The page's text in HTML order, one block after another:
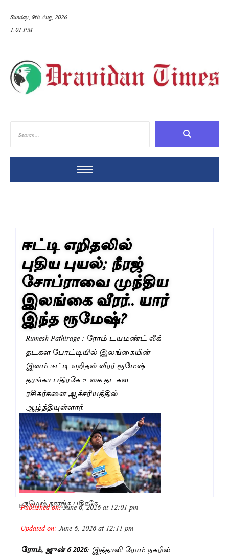
Sunday, 9th Aug, 2026
1:01 PM
ஈட்டி எறிதலில்
புதிய புயல்; நீரஜ்
சோப்ராவை முந்திய
இலங்கை வீரர்.. யார்
இந்த ரூமேஷ்?
Rumesh Pathirage : ரோம் டயமண்ட் லீக்
தடகள போட்டியில் இலங்கையின்
இளம் ஈட்டி எறிதல் வீரர் ரூமேஷ்
தரங்கா பதிரகே உலக தடகள
ரசிகர்களை ஆச்சரியத்தில்
ஆழ்த்தியுள்ளார்.
ருமேஷ் தாரங்க பதிரகே
ByPunitha Rajesh
Published on:June 6, 2026 at 12:01 pm
Updated on:June 6, 2026 at 12:11 pm
ரோம், ஜுன் 6 2026: இத்தாலி ரோம் நகரில்